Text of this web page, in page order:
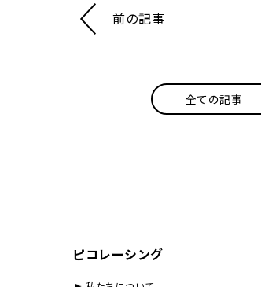
前の記事
全ての記事
ピコレーシング